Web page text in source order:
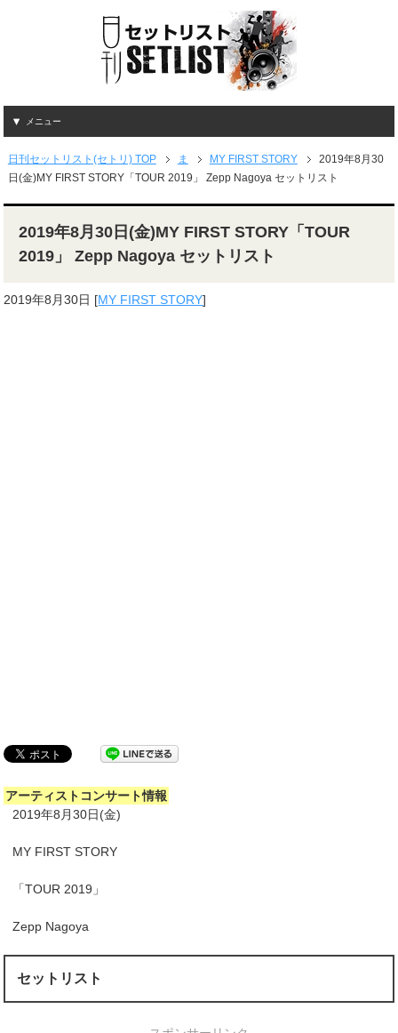
メニュー
日刊セットリスト(セトリ) TOP ま MY FIRST STORY
2019年8月30
日(金)MY FIRST STORY「TOUR 2019」 Zepp Nagoya セットリスト
2019年8月30日(金)MY FIRST STORY「TOUR
2019」 Zepp Nagoya セットリスト
2019年8月30日 [MY FIRST STORY]
アーティストコンサート情報
2019年8月30日(金)
MY FIRST STORY
「TOUR 2019」
Zepp Nagoya
セットリスト